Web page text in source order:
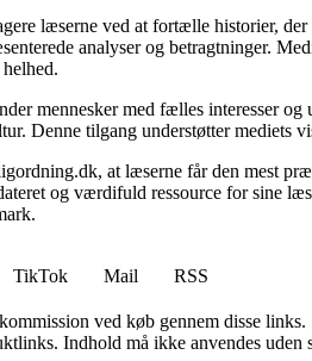
læserne ved at fortælle historier,
analyser og betragtninger.
mennesker med fælles interesser
Denne tilgang understøtter
at læserne får den mest
og værdifuld ressource for
TikTok Mail
RSS
ved køb gennem disse links.
Indhold må ikke anvendes uden